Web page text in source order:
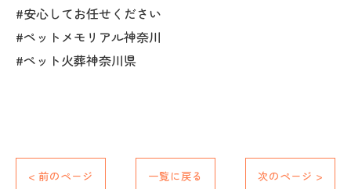
#安心してお任せください
#ペットメモリアル神奈川
#ペット火葬神奈川県
< 前のページ 一覧に戻る 次のページ >